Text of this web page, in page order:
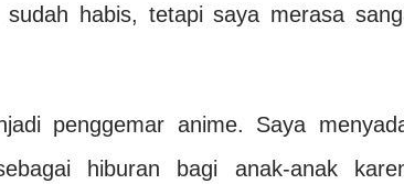
habis, tetapi saya merasa
penggemar anime. Saya
hiburan bagi anak-anak